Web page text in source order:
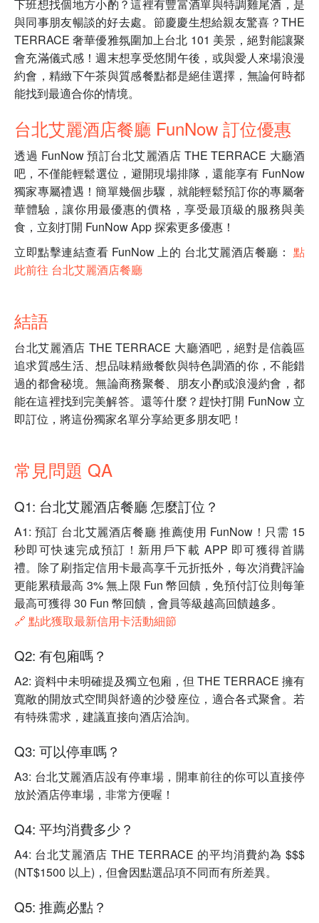
下班想找個地方小酌？這裡有豐富酒單與特調雞尾酒，是
與同事朋友暢談的好去處。節慶慶生想給親友驚喜？THE
TERRACE 奢華優雅氛圍加上台北 101 美景，絕對能讓聚
會充滿儀式感！週末想享受悠閒午後，或與愛人來場浪漫
約會，精緻下午茶與質感餐點都是絕佳選擇，無論何時都
能找到最適合你的情境。
台北艾麗酒店餐廳 FunNow 訂位優惠
透過 FunNow 預訂台北艾麗酒店 THE TERRACE 大廳酒
吧，不僅能輕鬆選位，避開現場排隊，還能享有 FunNow
獨家專屬禮遇！簡單幾個步驟，就能輕鬆預訂你的專屬奢
華體驗，讓你用最優惠的價格，享受最頂級的服務與美
食，立刻打開 FunNow App 探索更多優惠！
立即點擊連結查看 FunNow 上的 台北艾麗酒店餐廳： 點
此前往 台北艾麗酒店餐廳
結語
台北艾麗酒店 THE TERRACE 大廳酒吧，絕對是信義區
追求質感生活、想品味精緻餐飲與特色調酒的你，不能錯
過的都會秘境。無論商務聚餐、朋友小酌或浪漫約會，都
能在這裡找到完美解答。還等什麼？趕快打開 FunNow 立
即訂位，將這份獨家名單分享給更多朋友吧！
常見問題 QA
Q1: 台北艾麗酒店餐廳 怎麼訂位？
A1: 預訂 台北艾麗酒店餐廳 推薦使用 FunNow！只需 15
秒即可快速完成預訂！新用戶下載 APP 即可獲得首購
禮。除了刷指定信用卡最高享千元折抵外，每次消費評論
更能累積最高 3% 無上限 Fun 幣回饋，免預付訂位則每筆
最高可獲得 30 Fun 幣回饋，會員等級越高回饋越多。
🔗 點此獲取最新信用卡活動細節
Q2: 有包廂嗎？
A2: 資料中未明確提及獨立包廂，但 THE TERRACE 擁有
寬敞的開放式空間與舒適的沙發座位，適合各式聚會。若
有特殊需求，建議直接向酒店洽詢。
Q3: 可以停車嗎？
A3: 台北艾麗酒店設有停車場，開車前往的你可以直接停
放於酒店停車場，非常方便喔！
Q4: 平均消費多少？
A4: 台北艾麗酒店 THE TERRACE 的平均消費約為 $$$
(NT$1500 以上)，但會因點選品項不同而有所差異。
Q5: 推薦必點？